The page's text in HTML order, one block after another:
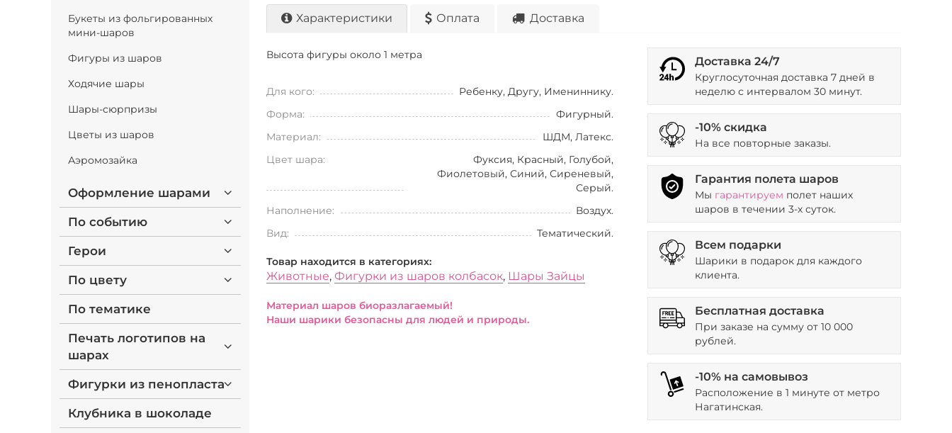
Букеты из фольгированных
мини-шаров
Фигуры из шаров
Ходячие шары
Шары-сюрпризы
Цветы из шаров
Аэромозайка
Оформление шарами
По событию
Герои
По цвету
По тематике
Печать логотипов на
шарах
Фигурки из пенопласта
Клубника в шоколаде
Характеристики Оплата Доставка
Высота фигуры около 1 метра
Для кого:
Ребенку, Другу, Имениннику.
Форма:
Фигурный.
Материал:
ШДМ, Латекс.
Цвет шара:
Фуксия, Красный, Голубой,
Фиолетовый, Синий, Сиреневый,
Серый.
Наполнение:
Воздух.
Вид:
Тематический.
Товар находится в категориях:
Животные, Фигурки из шаров колбасок, Шары Зайцы
Материал шаров биоразлагаемый!
Наши шарики безопасны для людей и природы.
Доставка 24/7
Круглосуточная доставка 7 дней в
неделю с интервалом 30 минут.
-10% скидка
На все повторные заказы.
Гарантия полета шаров
Мы гарантируем полет наших
шаров в течении 3-х суток.
Всем подарки
Шарики в подарок для каждого
клиента.
Бесплатная доставка
При заказе на сумму от 10 000
рублей.
-10% на самовывоз
Расположение в 1 минуте от метро
Нагатинская.